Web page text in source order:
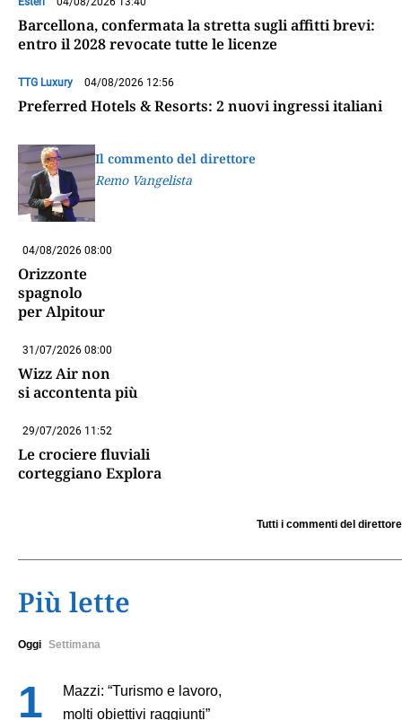
Barcellona, confermata la stretta sugli affitti brevi:
entro il 2028 revocate tutte le licenze
TTG Luxury 04/08/2026 12:56
Preferred Hotels & Resorts: 2 nuovi ingressi italiani
Il commento del direttore
Remo Vangelista
04/08/2026 08:00
Orizzonte
spagnolo
per Alpitour
31/07/2026 08:00
Wizz Air non
si accontenta più
29/07/2026 11:52
Le crociere fluviali
corteggiano Explora
Tutti i commenti del direttore
Più lette
Oggi Settimana
Mazzi: “Turismo e lavoro,
molti obiettivi raggiunti”